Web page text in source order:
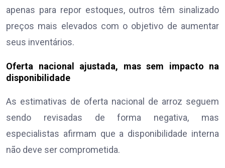
apenas para repor estoques, outros têm sinalizado
preços mais elevados com o objetivo de aumentar
seus inventários.
Oferta nacional ajustada, mas sem impacto na
disponibilidade
As estimativas de oferta nacional de arroz seguem
sendo revisadas de forma negativa, mas
especialistas afirmam que a disponibilidade interna
não deve ser comprometida.